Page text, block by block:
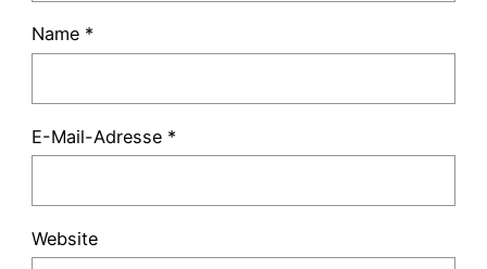
Name *
E-Mail-Adresse *
Website